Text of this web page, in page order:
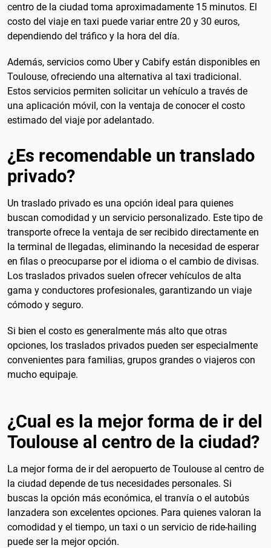
centro de la ciudad toma aproximadamente 15 minutos. El
costo del viaje en taxi puede variar entre 20 y 30 euros,
dependiendo del tráfico y la hora del día.
Además, servicios como Uber y Cabify están disponibles en
Toulouse, ofreciendo una alternativa al taxi tradicional.
Estos servicios permiten solicitar un vehículo a través de
una aplicación móvil, con la ventaja de conocer el costo
estimado del viaje por adelantado.
¿Es recomendable un translado
privado?
Un traslado privado es una opción ideal para quienes
buscan comodidad y un servicio personalizado. Este tipo de
transporte ofrece la ventaja de ser recibido directamente en
la terminal de llegadas, eliminando la necesidad de esperar
en filas o preocuparse por el idioma o el cambio de divisas.
Los traslados privados suelen ofrecer vehículos de alta
gama y conductores profesionales, garantizando un viaje
cómodo y seguro.
Si bien el costo es generalmente más alto que otras
opciones, los traslados privados pueden ser especialmente
convenientes para familias, grupos grandes o viajeros con
mucho equipaje.
¿Cual es la mejor forma de ir del
Toulouse al centro de la ciudad?
La mejor forma de ir del aeropuerto de Toulouse al centro de
la ciudad depende de tus necesidades personales. Si
buscas la opción más económica, el tranvía o el autobús
lanzadera son excelentes opciones. Para quienes valoran la
comodidad y el tiempo, un taxi o un servicio de ride-hailing
puede ser la mejor opción.